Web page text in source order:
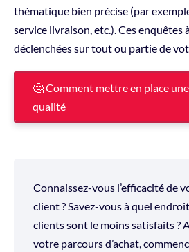
thématique bien précise (par
service livraison, etc.). Ces enquêtes
déclenchées sur tout ou partie de
🤔 Comment mettre en place
qualité
Connaissez-vous l’efficacité de
client ? Savez-vous à quel
clients sont le moins satisfaits ?
votre parcours d’achat,